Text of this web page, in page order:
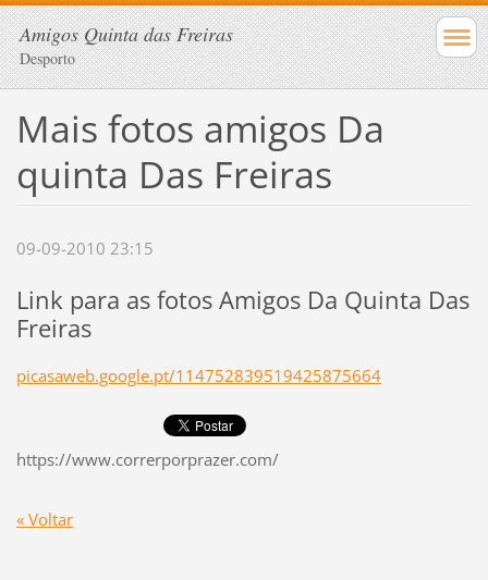
Amigos Quinta das Freiras
Desporto
Mais fotos amigos Da
quinta Das Freiras
09-09-2010 23:15
Link para as fotos Amigos Da Quinta Das
Freiras
picasaweb.google.pt/114752839519425875664
https://www.correrporprazer.com/
« Voltar